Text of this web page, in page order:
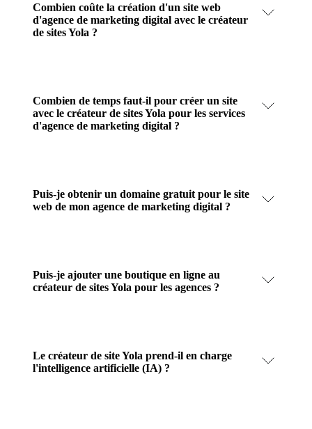
Combien coûte la création d'un site web
d'agence de marketing digital avec le créateur
de sites Yola ?
Combien de temps faut-il pour créer un site
avec le créateur de sites Yola pour les services
d'agence de marketing digital ?
Puis-je obtenir un domaine gratuit pour le site
web de mon agence de marketing digital ?
Puis-je ajouter une boutique en ligne au
créateur de sites Yola pour les agences ?
Le créateur de site Yola prend-il en charge
l'intelligence artificielle (IA) ?